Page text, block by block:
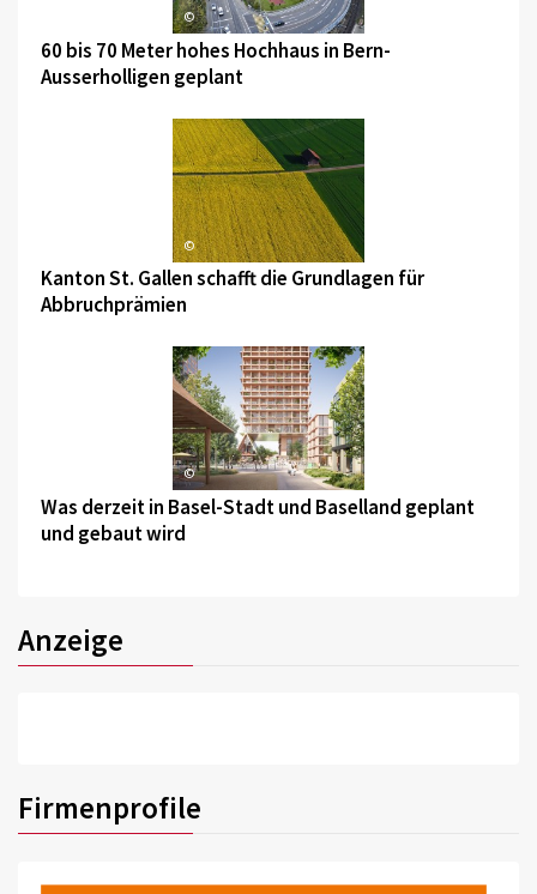
©
60 bis 70 Meter hohes Hochhaus in Bern-
Ausserholligen geplant
©
Kanton St. Gallen schafft die Grundlagen für
Abbruchprämien
©
Was derzeit in Basel-Stadt und Baselland geplant
und gebaut wird
Anzeige
Firmenprofile